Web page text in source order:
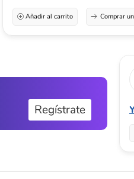
Añadir al carrito Comprar
Regístrate